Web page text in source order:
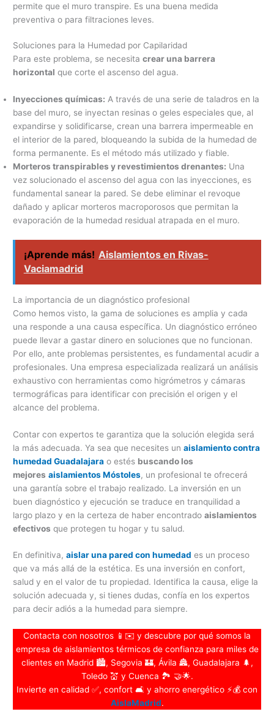
permite que el muro transpire. Es una buena medida
preventiva o para filtraciones leves.
Soluciones para la Humedad por Capilaridad
Para este problema, se necesitacrear una barrera
horizontal que corte el ascenso del agua.
Inyecciones químicas: A través de una serie de taladros en la
base del muro, se inyectan resinas o geles especiales que, al
expandirse y solidificarse, crean una barrera impermeable en
el interior de la pared, bloqueando la subida de la humedad de
forma permanente. Es el método más utilizado y fiable.
Morteros transpirables y revestimientos drenantes: Una
vez solucionado el ascenso del agua con las inyecciones, es
fundamental sanear la pared. Se debe eliminar el revoque
dañado y aplicar morteros macroporosos que permitan la
evaporación de la humedad residual atrapada en el muro.
¡Aprende más! Aislamientos en Rivas-
Vaciamadrid
La importancia de un diagnóstico profesional
Como hemos visto, la gama de soluciones es amplia y cada
una responde a una causa específica. Un diagnóstico erróneo
puede llevar a gastar dinero en soluciones que no funcionan.
Por ello, ante problemas persistentes, es fundamental acudir a
profesionales. Una empresa especializada realizará un análisis
exhaustivo con herramientas como higrómetros y cámaras
termográficas para identificar con precisión el origen y el
alcance del problema.
Contar con expertos te garantiza que la solución elegida será
la más adecuada. Ya sea que necesites unaislamiento contra
humedad Guadalajara o estés buscando los
mejores aislamientos Móstoles, un profesional te ofrecerá
una garantía sobre el trabajo realizado. La inversión en un
buen diagnóstico y ejecución se traduce en tranquilidad a
largo plazo y en la certeza de haber encontradoaislamientos
efectivos que protegen tu hogar y tu salud.
En definitiva,aislar una pared con humedad es un proceso
que va más allá de la estética. Es una inversión en confort,
salud y en el valor de tu propiedad. Identifica la causa, elige la
solución adecuada y, si tienes dudas, confía en los expertos
para decir adiós a la humedad para siempre.
Contacta con nosotros 📱✉️ y descubre por qué somos la
empresa de aislamientos térmicos de confianza para miles de
clientes en Madrid 🏙️, Segovia 🏰, Ávila 🏯, Guadalajara 🌲,
Toledo 💒 y Cuenca 🏞️ 🤝🌟.
Invierte en calidad ✅, confort 🛋️ y ahorro energético ⚡💰 con
AislaMadrid.